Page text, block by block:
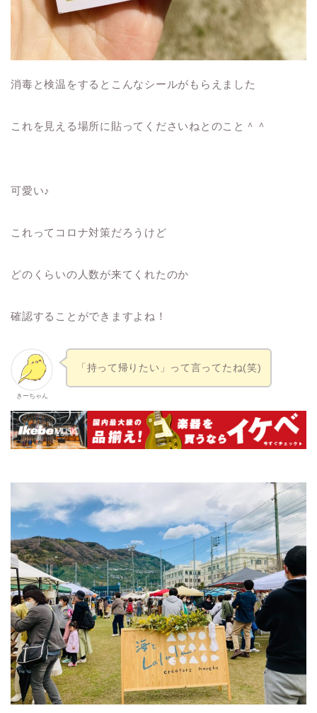
消毒と検温をするとこんなシールがもらえました
これを見える場所に貼ってくださいねとのこと＾＾
可愛い♪
これってコロナ対策だろうけど
どのくらいの人数が来てくれたのか
確認することができますよね！
きーちゃん
「持って帰りたい」って言ってたね(笑)